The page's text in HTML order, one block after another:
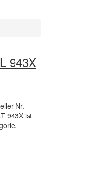
943X
Nr.
943X ist